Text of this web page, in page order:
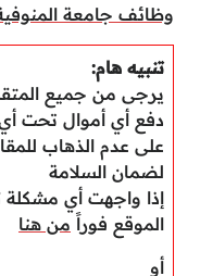
وظائف جامعة
تنبيه هام:
يرجى من جميع
دفع أي أموال تحت
على عدم الذهاب
لضمان السلامة
إذا واجهت أي مشكلة
الموقع فوراً من هنا
أو